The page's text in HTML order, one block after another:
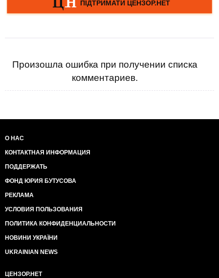
Произошла ошибка при получении списка
комментариев.
О НАС
КОНТАКТНАЯ ИНФОРМАЦИЯ
ПОДДЕРЖАТЬ
ФОНД ЮРИЯ БУТУСОВА
РЕКЛАМА
УСЛОВИЯ ПОЛЬЗОВАНИЯ
ПОЛИТИКА КОНФИДЕНЦИАЛЬНОСТИ
НОВИНИ УКРАЇНИ
UKRAINIAN NEWS
ЦЕНЗОР.НЕТ